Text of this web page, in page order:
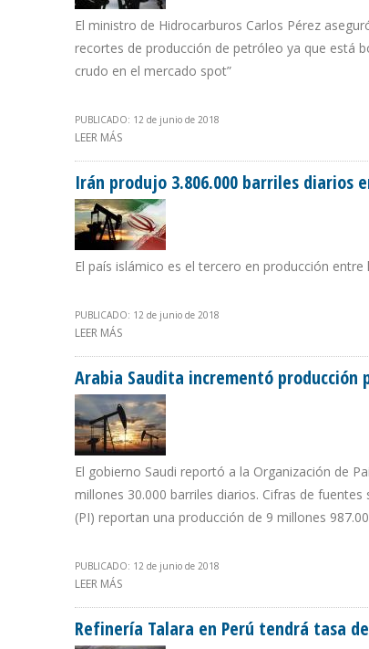
El ministro de Hidrocarburos Carlos Pérez
recortes de producción de petróleo ya que está
crudo en el mercado spot”
PUBLICADO: 12 de junio de 2018
LEER MÁS
Irán produjo 3.806.000 barriles diarios
El país islámico es el tercero en producción
PUBLICADO: 12 de junio de 2018
LEER MÁS
Arabia Saudita incrementó producción
El gobierno Saudi reportó a la Organización de
millones 30.000 barriles diarios. Cifras de
(PI) reportan una producción de 9 millones
PUBLICADO: 12 de junio de 2018
LEER MÁS
Refinería Talara en Perú tendrá tasa